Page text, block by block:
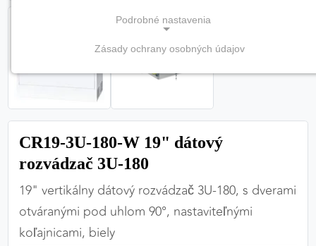
CR19-3U-180-W 19" dátový
rozvádzač 3U-180
19" vertikálny dátový rozvádzač 3U-180, s dverami
otváranými pod uhlom 90°, nastaviteľnými
koľajnicami, biely
Podrobné nastavenia
(vždy aktívne, nemožno vypnúť)
Tieto cookies sú potrebné na správne fungovanie
zabezpečiť jej plnú funkčnosť.
PREFERENČNÉ COOKIES
Zásady ochrany osobných údajov